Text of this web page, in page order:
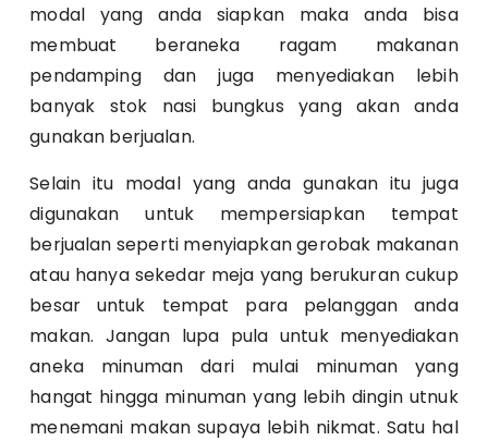
modal yang anda siapkan maka anda bisa
membuat beraneka ragam makanan
pendamping dan juga menyediakan lebih
banyak stok nasi bungkus yang akan anda
gunakan berjualan.
Selain itu modal yang anda gunakan itu juga
digunakan untuk mempersiapkan tempat
berjualan seperti menyiapkan gerobak makanan
atau hanya sekedar meja yang berukuran cukup
besar untuk tempat para pelanggan anda
makan. Jangan lupa pula untuk menyediakan
aneka minuman dari mulai minuman yang
hangat hingga minuman yang lebih dingin utnuk
menemani makan supaya lebih nikmat. Satu hal